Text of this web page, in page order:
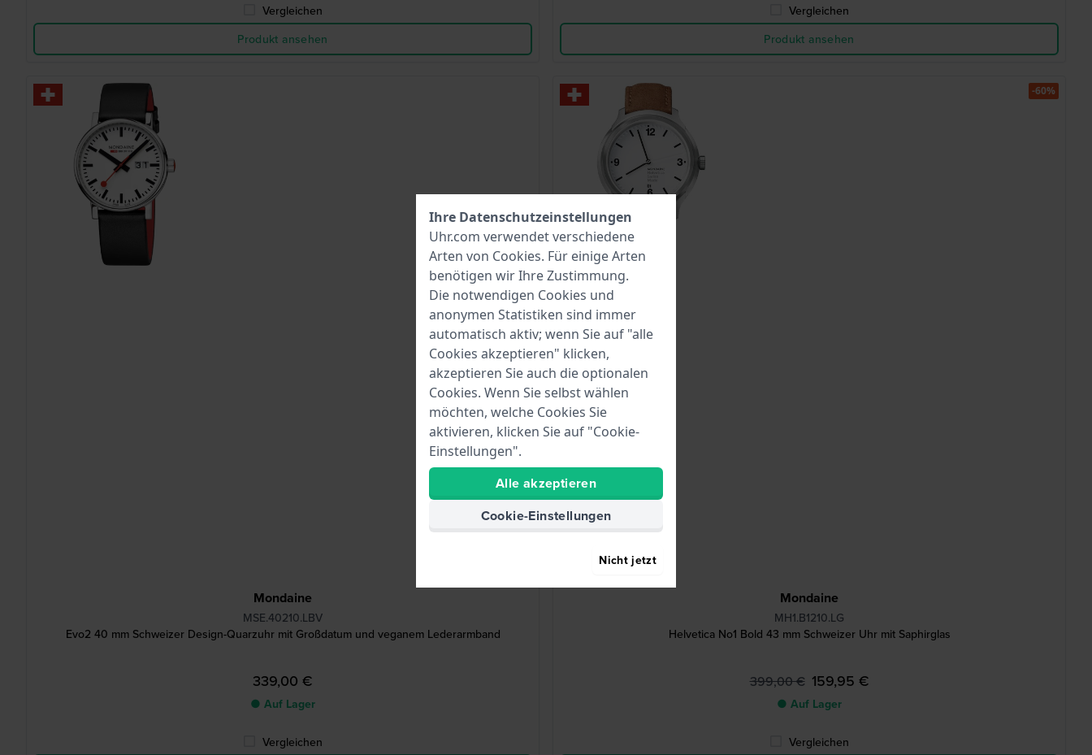
Vergleichen
Produkt ansehen
Vergleichen
Produkt ansehen
Mondaine
MSE.40210.LBV
Evo2 40 mm Schweizer Design-Quarzuhr mit Großdatum und veganem Lederarmband
339,00 €
● Auf Lager
Vergleichen
Mondaine
MH1.B1210.LG
Helvetica No1 Bold 43 mm Schweizer Uhr mit Saphirglas
399,00 € 159,95 €
● Auf Lager
Vergleichen
-60%
Ihre Datenschutzeinstellungen
Uhr.com verwendet verschiedene
Arten von Cookies. Für einige Arten
benötigen wir Ihre Zustimmung.
Die notwendigen Cookies und
anonymen Statistiken sind immer
automatisch aktiv; wenn Sie auf "alle
Cookies akzeptieren" klicken,
akzeptieren Sie auch die optionalen
Cookies. Wenn Sie selbst wählen
möchten, welche Cookies Sie
aktivieren, klicken Sie auf "Cookie-
Einstellungen".
Alle akzeptieren
Cookie-Einstellungen
Nicht jetzt